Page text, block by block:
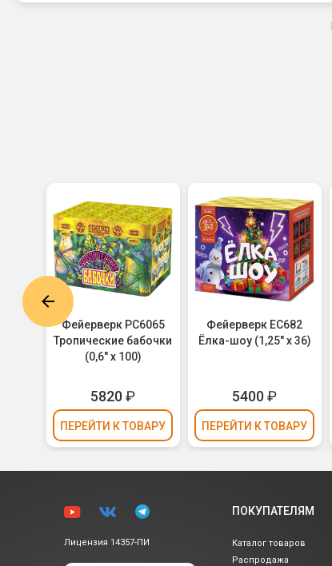
По-
Фейерверк РС6065
Тропические бабочки
(0,6" х 100)
5820₽
ПЕРЕЙТИ К ТОВАРУ
Фейерверк ЕС682
Ёлка-шоу (1,25" х 36)
5400₽
ПЕРЕЙТИ К ТОВАРУ
Лицензия 14357-ПИ
ПОКУПАТЕЛЯМ
Каталог товаров
Распродажа